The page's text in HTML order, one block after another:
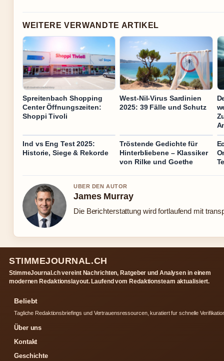
WEITERE VERWANDTE ARTIKEL
Spreitenbach Shopping
Center Öffnungszeiten:
Shoppi Tivoli
West-Nil-Virus Sardinien
2025: 39 Fälle und Schutz
Ind vs Eng Test 2025:
Historie, Siege & Rekorde
Tröstende Gedichte für
Hinterbliebene – Klassiker
von Rilke und Goethe
UBER DEN AUTOR
James Murray
Die Berichterstattung wird fortlaufend mit
STIMMEJOURNAL.CH
StimmeJournal.ch vereint Nachrichten, Ratgeber und Analysen in einem
modernen Redaktionslayout. Laufend vom Redaktionsteam aktualisiert.
Beliebt
Tagliche Redaktionsbriefings und Vertrauensressourcen, kuratiert fur schnelle
Über uns
Kontakt
Geschichte